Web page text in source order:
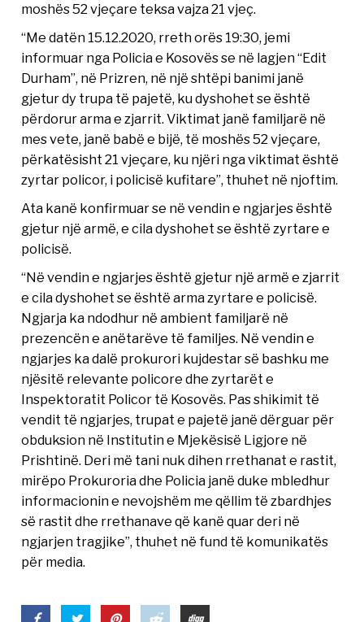
moshës 52 vjeçare teksa vajza 21 vjeç.
“Me datën 15.12.2020, rreth orës 19:30, jemi
informuar nga Policia e Kosovës se në lagjen “Edit
Durham”, në Prizren, në një shtëpi banimi janë
gjetur dy trupa të pajetë, ku dyshohet se është
përdorur arma e zjarrit. Viktimat janë familjarë në
mes vete, janë babë e bijë, të moshës 52 vjeçare,
përkatësisht 21 vjeçare, ku njëri nga viktimat është
zyrtar policor, i policisë kufitare”, thuhet në njoftim.
Ata kanë konfirmuar se në vendin e ngjarjes është
gjetur një armë, e cila dyshohet se është zyrtare e
policisë.
“Në vendin e ngjarjes është gjetur një armë e zjarrit
e cila dyshohet se është arma zyrtare e policisë.
Ngjarja ka ndodhur në ambient familjarë në
prezencën e anëtarëve të familjes. Në vendin e
ngjarjes ka dalë prokurori kujdestar së bashku me
njësitë relevante policore dhe zyrtarët e
Inspektoratit Policor të Kosovës. Pas shikimit të
vendit të ngjarjes, trupat e pajetë janë dërguar për
obduksion në Institutin e Mjekësisë Ligjore në
Prishtinë. Deri më tani nuk dihen rrethanat e rastit,
mirëpo Prokuroria dhe Policia janë duke mbledhur
informacionin e nevojshëm me qëllim të zbardhjes
së rastit dhe rrethanave që kanë quar deri në
ngjarjen tragjike”, thuhet në fund të komunikatës
për media.